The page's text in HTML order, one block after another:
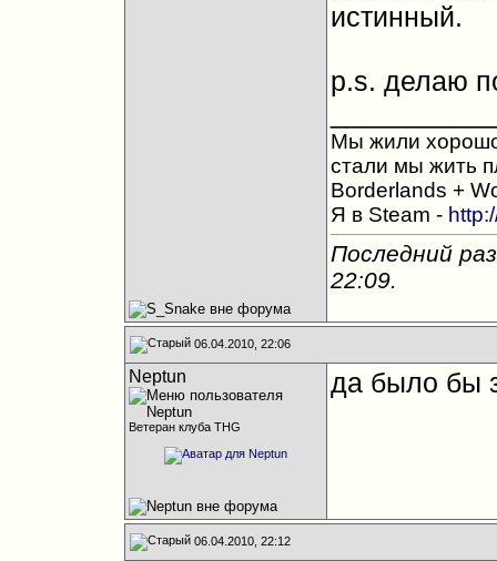
истинный.
p.s. делаю
Мы жили
стали мы жить
Borderlands +
Я в Steam -
Последний
22:09.
06.04.2010, 22:06
Neptun
Ветеран клуба THG
да было бы
06.04.2010, 22:12